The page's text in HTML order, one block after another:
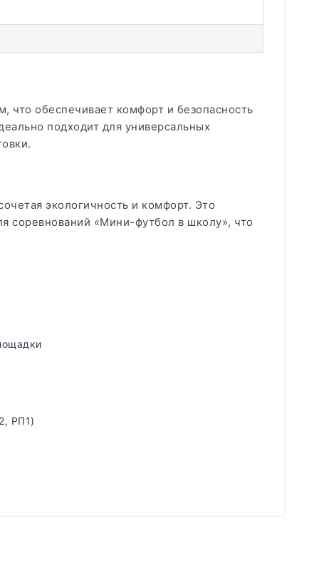
обеспечивает комфорт и безопасность
подходит для универсальных
экологичность и комфорт. Это
соревнований «Мини-футбол в школу», что
РП1)